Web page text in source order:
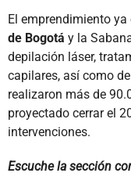
El emprendimiento ya
de Bogotá y la
depilación láser,
capilares, así como
realizaron más de
proyectado cerrar el
intervenciones.
Escuche la sección